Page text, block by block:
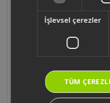
Seti kaç fonksiyona
AR1167 - Arzum
Setinin motoru kaç watt ?
AR1139 - Arzum Chefy
mutfaklarda kullanıma
İşlevsel çerezler
TÜM